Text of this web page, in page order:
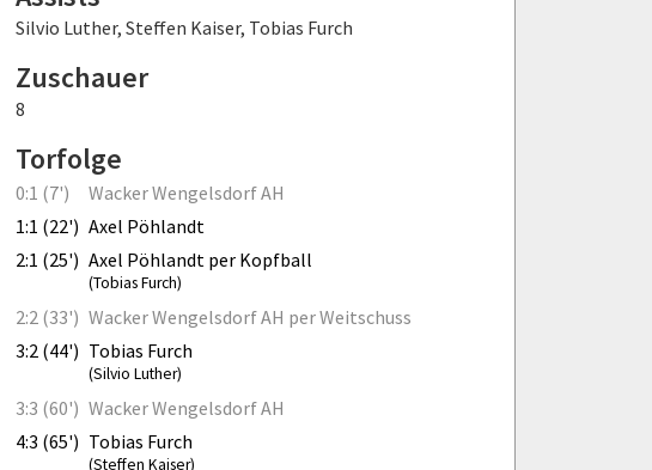
Silvio Luther, Steffen Kaiser, Tobias Furch
Zuschauer
8
Torfolge
0:1 (7')
Wacker Wengelsdorf AH
1:1 (22') Axel Pöhlandt
2:1 (25') Axel Pöhlandt per Kopfball
(Tobias Furch)
2:2 (33') Wacker Wengelsdorf AH per Weitschuss
3:2 (44') Tobias Furch
(Silvio Luther)
3:3 (60') Wacker Wengelsdorf AH
4:3 (65') Tobias Furch
(Steffen Kaiser)